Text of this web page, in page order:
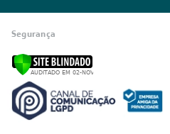
Segurança